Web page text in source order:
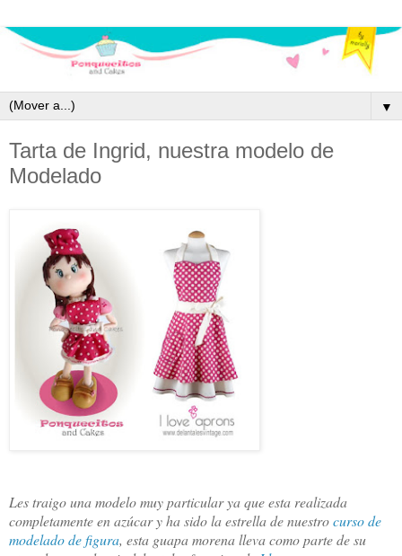
▼
Tarta de Ingrid, nuestra modelo de
Modelado
Les traigo una modelo muy particular ya que esta realizada
completamente en azúcar y ha sido la estrella de nuestrocurso de
modelado de figura, esta guapa morena lleva como parte de su